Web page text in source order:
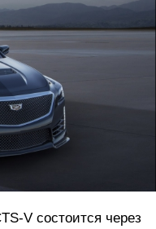
V состоится через